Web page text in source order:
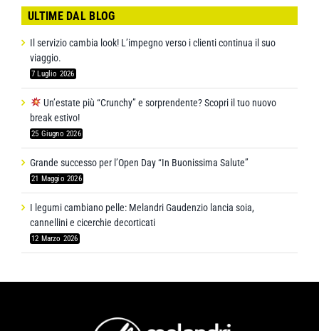
ULTIME DAL BLOG
Il servizio cambia look! L’impegno verso i clienti continua il suo
viaggio.
7 Luglio 2026
Un’estate più “Crunchy” e sorprendente? Scopri il tuo nuovo
break estivo!
25 Giugno 2026
Grande successo per l’Open Day “In Buonissima Salute”
21 Maggio 2026
I legumi cambiano pelle: Melandri Gaudenzio lancia soia,
cannellini e cicerchie decorticati
12 Marzo 2026